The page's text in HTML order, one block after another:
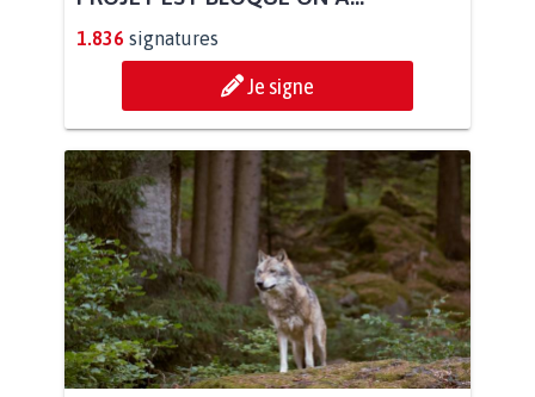
1.836 signatures
Je signe